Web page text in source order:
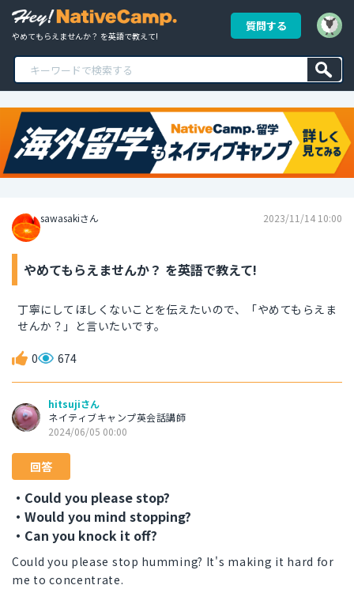
やめてもらえませんか？ を英語で教えて!
質問する
sawasakiさん 2023/11/14 10:00
やめてもらえませんか？ を英語で教えて!
丁寧にしてほしくないことを伝えたいので、「やめてもらえま
せんか？」と言いたいです。
0 674
hitsujiさん
ネイティブキャンプ英会話講師
2024/06/05 00:00
回答
・Could you please stop?
・Would you mind stopping?
・Can you knock it off?
Could you please stop humming? It's making it hard for
me to concentrate.